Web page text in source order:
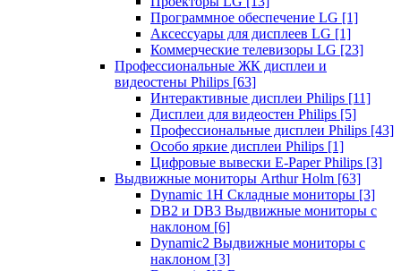
Программное обеспечение LG [1]
Аксессуары для дисплеев LG [1]
Коммерческие телевизоры LG [23]
Профессиональные ЖК дисплеи и
видеостены Philips [63]
Интерактивные дисплеи Philips [11]
Дисплеи для видеостен Philips [5]
Профессиональные дисплеи Philips [43]
Особо яркие дисплеи Philips [1]
Цифровые вывески E-Paper Philips [3]
Выдвижные мониторы Arthur Holm [63]
Dynamic 1Н Складные мониторы [3]
DB2 и DB3 Выдвижные мониторы с
наклоном [6]
Dynamic2 Выдвижные мониторы с
наклоном [3]